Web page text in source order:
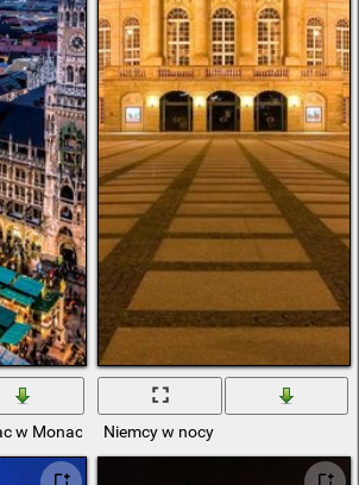
w MonachiumNiemcy w nocy